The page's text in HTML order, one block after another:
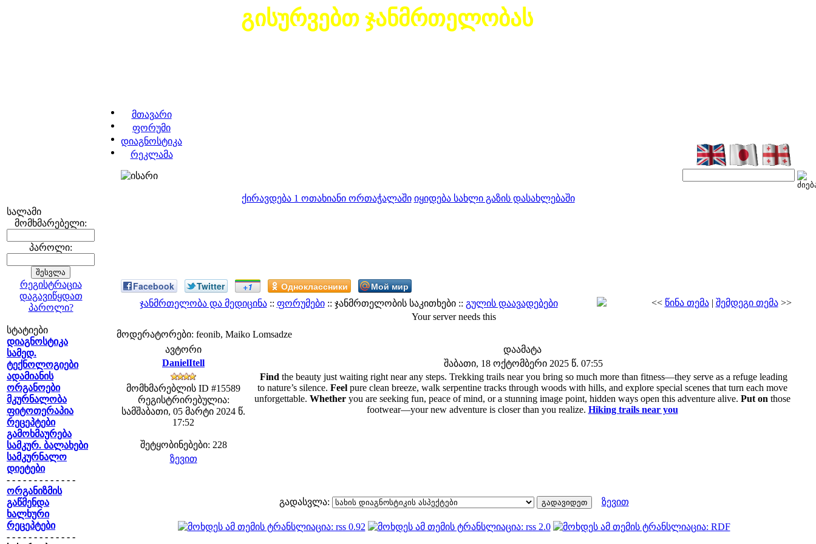
გისურვებთ ჯანმრთელობას
მთავარი
ფორუმი
დიაგნოსტიკა
რეკლამა
ქირავდება 1 ოთახიანი ორთაჭალაში იყიდება სახლი გაზის დასახლებაში
სალამი
მომხმარებელი:
პაროლი:
რეგისტრაცია
დაგავიწყდათ
პაროლი?
სტატიები
დიაგნოსტიკა
სამედ.
ტექნოლოგიები
ადამიანის
ორგანოები
მკურნალობა
ფიტოთერაპია
რეცეპტები
გამოხმაურება
სამკურ. ბალახები
სამკურნალო
დიეტები
- - - - - - - - - - - - -
ორგანიზმის
გაწმენდა
ხალხური
რეცეპტები
- - - - - - - - - - - - -
Facebook Twitter +1 Одноклассники Мой мир
ჯანმრთელობა და მედიცინა:: ფორუმები:: ჯანმრთელობის საკითხები :: გულის დაავადებები << წინა თემა| შემდეგი თემა>>
Your server needs this
მოდერატორები: feonib, Maiko Lomsadze
ავტორი
დაამატა
DanielItell
შაბათი, 18 ოქტომბერი 2025 წ. 07:55
მომხმარებლის ID #15589
რეგისტრირებულია:
სამშაბათი, 05 მარტი 2024 წ.
17:52
შეტყობინებები: 228
Find the beauty just waiting right near any steps. Trekking trails near you bring so much more than fitness—they serve as a refuge leading
to nature’s silence. Feelpure clean breeze, walk serpentine tracks through woods with hills, and explore special scenes that turn each move
unforgettable. Whetheryou are seeking fun, peace of mind, or a stunning image point, hidden ways open this adventure alive. Put on those
footwear—your new adventure is closer than you realize. Hiking trails near you
ზევით
გადასვლა: ზევით